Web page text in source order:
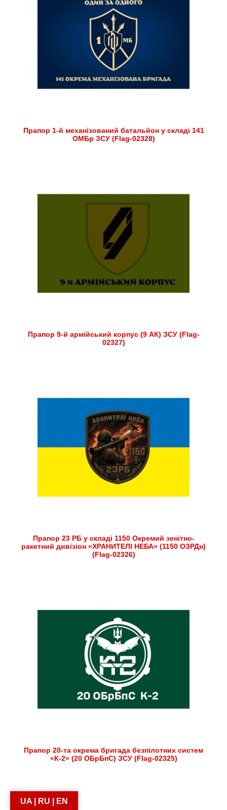
Прапор 1-й механізований батальйон у складі 141
ОМБр ЗСУ (Flag-02328)
Прапор 9-й армійський корпус (9 АК) ЗСУ (Flag-
02327)
Прапор 23 РБ у складі 1150 Окремий зенітно-
ракетний дивізіон «ХРАНИТЕЛІ НЕБА» (1150 ОЗРДн)
(Flag-02326)
Прапор 20-та окрема бригада безпілотних систем
«К-2» (20 ОБрБпС) ЗСУ (Flag-02325)
UA | RU | EN